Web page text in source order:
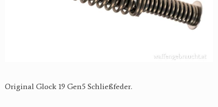
Original Glock 19 Gen5 Schließfeder.